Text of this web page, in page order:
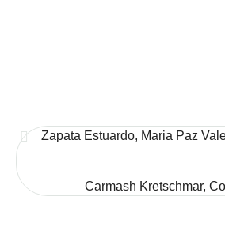
Zapata Estuardo, Maria Paz
Carmash Kretschmar,